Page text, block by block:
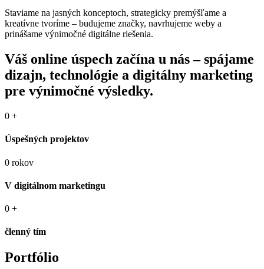
Staviame na jasných konceptoch, strategicky premýšľame a
kreatívne tvoríme – budujeme značky, navrhujeme weby a
prinášame výnimočné digitálne riešenia.
Váš online úspech začína u nás – spájame
dizajn, technológie a digitálny marketing
pre výnimočné výsledky.
0 +
Úspešných projektov
0 rokov
V digitálnom marketingu
0 +
členný tím
Portfólio